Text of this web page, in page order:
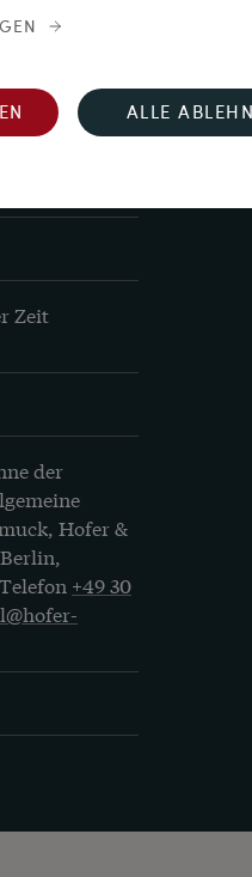
eine
Ihre
Ringgrößen
oder
Zeit
der
Hofer &
+49 30
ALLE